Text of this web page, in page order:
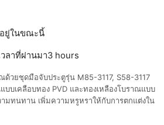
ยู่ในขณะนี้
ลาที่ผ่านมา3 hours
ด้วยชุดมือจับประตูรุ่น M85-3117, S58-3117
บบเคลือบทอง PVD และทองเหลืองโบราณแบบ
มทนทาน เพิ่มความหรูหราให้กับการตกแต่งใน